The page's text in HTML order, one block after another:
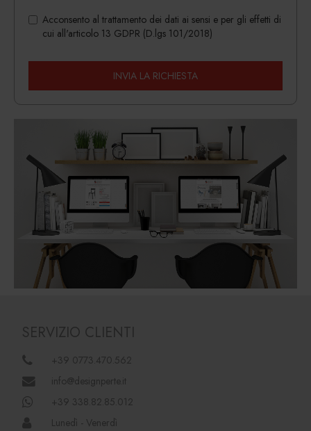
Acconsento al trattamento dei dati ai sensi e per gli effetti di
cui all'articolo 13 GDPR (D.lgs 101/2018)
INVIA LA RICHIESTA
SERVIZIO CLIENTI
+39 0773.470.562
info@designperte.it
+39 338.82.85.012
Lunedì - Venerdì